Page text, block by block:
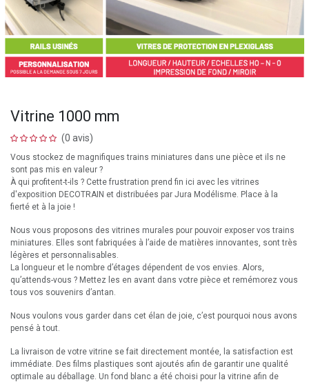
Vitrine 1000 mm
(0 avis)
Vous stockez de magnifiques trains miniatures dans une pièce et ils ne
sont pas mis en valeur ?
À qui profitent-t-ils ? Cette frustration prend fin ici avec les vitrines
d'exposition DECOTRAIN et distribuées par Jura Modélisme. Place à la
fierté et à la joie !
Nous vous proposons des vitrines murales pour pouvoir exposer vos trains
miniatures. Elles sont fabriquées à l’aide de matières innovantes, sont très
légères et personnalisables.
La longueur et le nombre d’étages dépendent de vos envies. Alors,
qu’attends-vous ? Mettez les en avant dans votre pièce et remémorez vous
tous vos souvenirs d’antan.
Nous voulons vous garder dans cet élan de joie, c’est pourquoi nous avons
pensé à tout.
La livraison de votre vitrine se fait directement montée, la satisfaction est
immédiate. Des films plastiques sont ajoutés afin de garantir une qualité
optimale au déballage. Un fond blanc a été choisi pour la vitrine afin de